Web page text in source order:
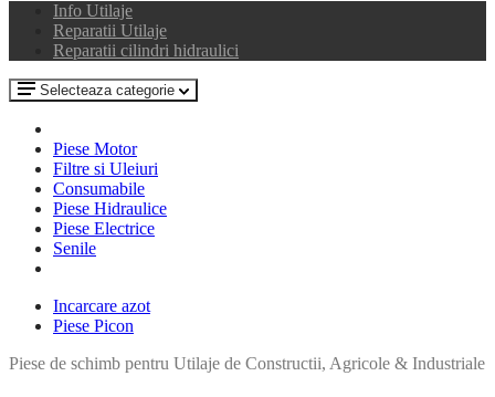
Info Utilaje
Reparatii Utilaje
Reparatii cilindri hidraulici
Selecteaza categorie
Piese Motor
Filtre si Uleiuri
Consumabile
Piese Hidraulice
Piese Electrice
Senile
Incarcare azot
Piese Picon
Piese de schimb pentru Utilaje de Constructii, Agricole & Industriale